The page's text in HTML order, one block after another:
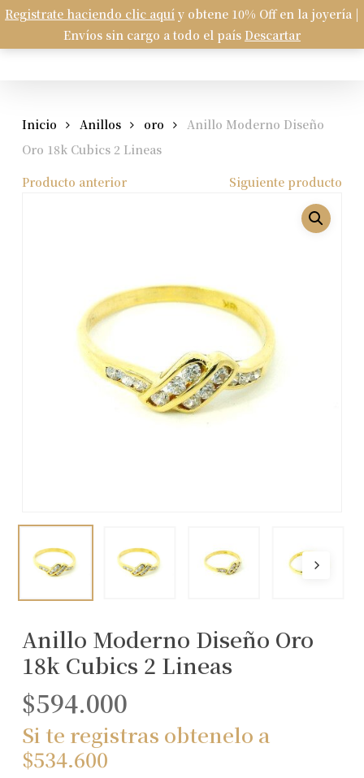
Registrate haciendo clic aquí y obtene 10% Off en la joyería |
Envíos sin cargo a todo el país Descartar
Skip
main
search
Carrito Cart
Inicio Anillos oro
Anillo Moderno Diseño
Oro 18k Cubics 2 Lineas
Producto anterior
Siguiente producto
Anillo Moderno Diseño Oro
18k Cubics 2 Lineas
$594.000
Si te registras obtenelo a
$534.600